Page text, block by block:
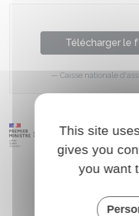
Télécharger le
Caisse nationale
This site
gives you
you want